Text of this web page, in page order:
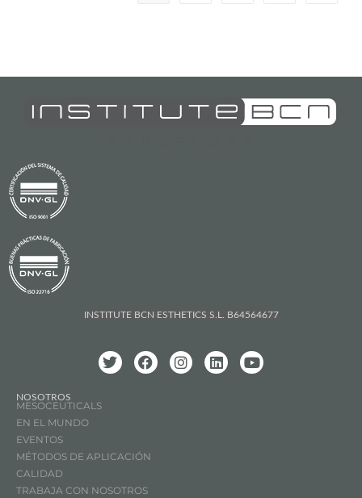
INSTITUTE BCN ESTHETICS S.L. B64564677
NOSOTROS
MESOCEUTICALS
EN EL MUNDO
EVENTOS
MÉTODOS DE APLICACIÓN
CALIDAD
TRABAJA CON NOSOTROS